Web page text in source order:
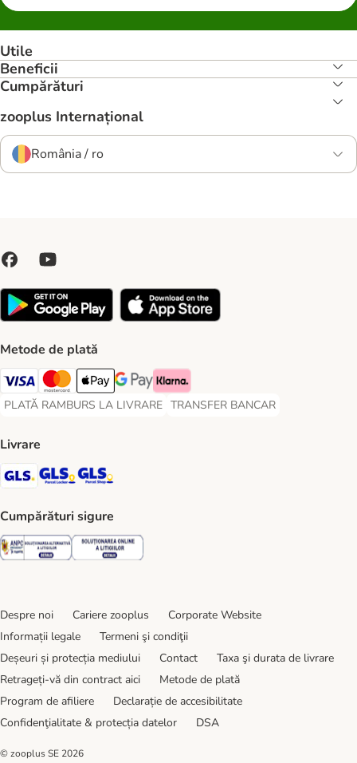
Utile
Beneficii
Cumpărături
zooplus Internațional
România / ro
Metode de plată
Visa Payment Method
Master Card Payment Method
Apple Pay Payment Method
Google Pay Payment Method
Klarna Payment Method
PLATĂ RAMBURS LA LIVRARE
PLATĂ RAMBURS LA LIVRARE Payment Method
TRANSFER BANCAR
TRANSFER BANCAR Payment
Livrare
GLS Shipping Method
GLS Locker Shipping Method
Cumpărături sigure
Security Security
Despre noi Cariere zooplus
Corporate Website
Informații legale
Termeni şi condiţii
Deșeuri și protecția mediului
Contact
Taxa şi durata de livrare
Retrageți-vă din contract aici
Metode de plată
Program de afiliere
Declarație de accesibilitate
Confidenţialitate & protecția datelor
DSA
© zooplus SE 2026